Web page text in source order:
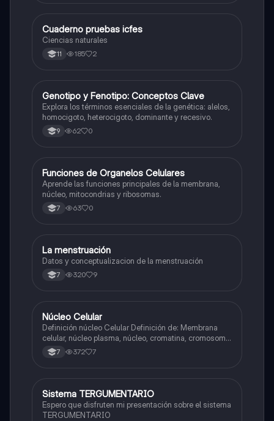
Biologia
Cuaderno pruebas icfes
Ciencias naturales
11 185 2
GBiologia
Genotipo y Fenotipo: Conceptos Clave
Explora los términos esenciales de la genética: alelos,
homocigoto, heterocigoto, dominante y recesivo.
9 62 0
FBiologia
Funciones de Organelos Celulares
Aprende las funciones principales de la membrana,
núcleo, mitocondrias y ribosomas.
7 63 0
Biologia
La menstruación
Datos y conceptualizacion de la menstruación
7 320 9
Biologia
Núcleo Celular
Definición núcleo Celular Definición de: Membrana
celular, núcleo plasma, núcleo, cromatina, cromosoma
Interfase Fases de la interfase
7 372 7
Biologia
Sistema TERGUMENTARIO
Espero que disfruten mi presentación sobre el sistema
TERGUMENTARIO